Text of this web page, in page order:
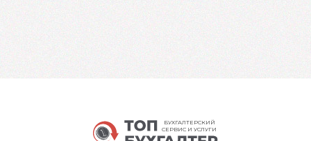
БУХГАЛТЕРСКИЙ
СЕРВИС И УСЛУГИ